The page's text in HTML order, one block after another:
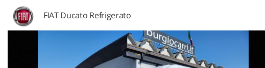
FIAT Ducato Refrigerato
le
tue
preferenze